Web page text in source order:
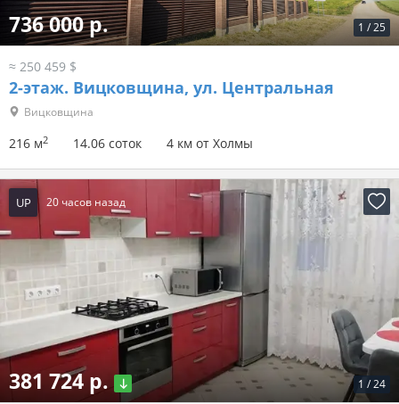
1 /25
736 000 р.
≈ 250 459 $
2-этаж. Вицковщина, ул. Центральная
Вицковщина
216 м2 14.06 соток 4 км от Холмы
UP 20 часов назад
1 /24
381 724 р.